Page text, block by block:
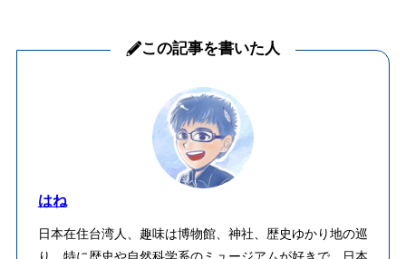
この記事を書いた人
はね
日本在住台湾人、趣味は博物館、神社、歴史ゆかり地の巡
り。特に歴史や自然科学系のミュージアムが好きで、日本